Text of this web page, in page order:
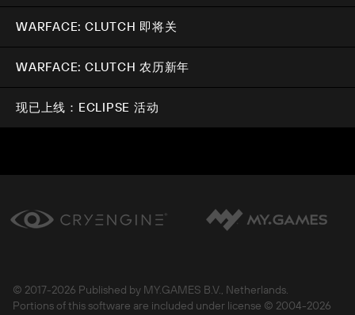
WARFACE: CLUTCH 即将关
WARFACE: CLUTCH 农历新年
现已上线：ECLIPSE 活动
© 2017-2026 Published by MY.GAMES B.V., Netherlands.
Portions of this software are included under license © 2004-2026